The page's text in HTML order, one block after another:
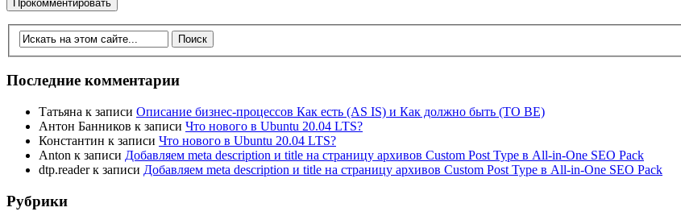
Последние комментарии
Татьяна к записи Описание бизнес-процессов Как есть (AS IS) и Как должно быть (TO BE)
Антон Банников к записи Что нового в Ubuntu 20.04 LTS?
Константин к записи Что нового в Ubuntu 20.04 LTS?
Anton к записи Добавляем meta description и title на страницу архивов Custom Post Type в All-in-One SEO Pack
dtp.readerк записи Добавляем meta description и title на страницу архивов Custom Post Type в All-in-One SEO Pack
Рубрики